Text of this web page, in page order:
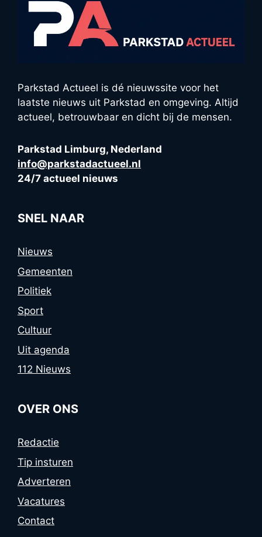
Parkstad Actueel is dé nieuwssite voor het
laatste nieuws uit Parkstad en omgeving. Altijd
actueel, betrouwbaar en dicht bij de mensen.
Parkstad Limburg, Nederland
info@parkstadactueel.nl
24/7 actueel nieuws
SNEL NAAR
Nieuws
Gemeenten
Politiek
Sport
Cultuur
Uit agenda
112 Nieuws
OVER ONS
Redactie
Tip insturen
Adverteren
Vacatures
Contact